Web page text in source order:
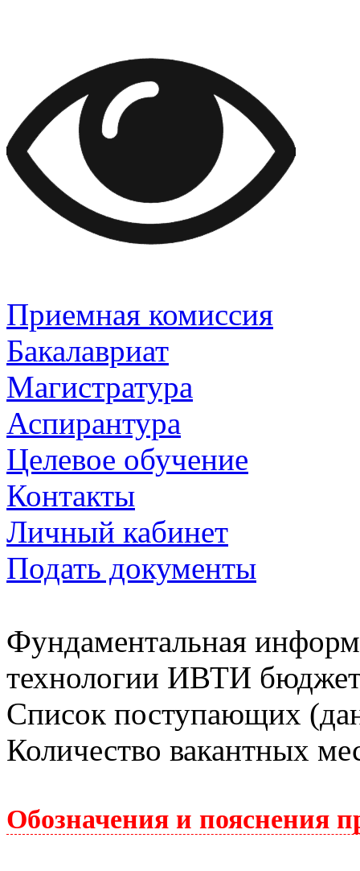
Приемная комиссия
Бакалавриат
Магистратура
Аспирантура
Целевое обучение
Контакты
Личный кабинет
Подать документы
Фундаментальная
технологии ИВТИ
Cписок поступающих
Количество вакантных
Обозначения и пояснения